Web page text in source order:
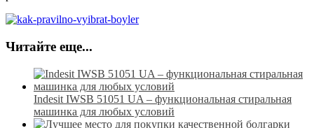
Читайте еще...
Indesit IWSB 51051 UA – функциональная стиральная
машинка для любых условий